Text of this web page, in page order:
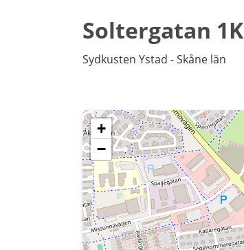
Soltergatan 1K
Sydkusten Ystad - Skåne län
+
−